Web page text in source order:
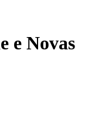
e Novas